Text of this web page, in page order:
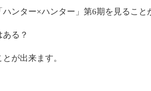
ンター×ハンター」第6期を見るこ
る？
が出来ます。